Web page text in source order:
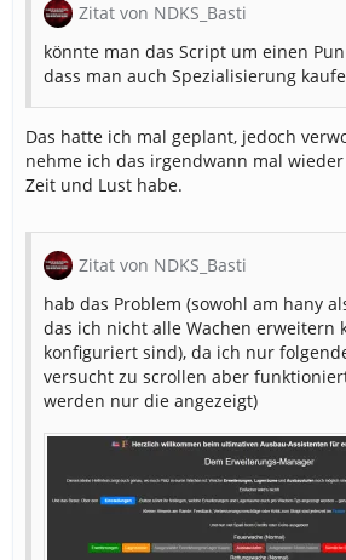
Zitat von NDKS_Basti
könnte man das Script um einen
dass man auch Spezialisierung
Das hatte ich mal geplant, jedoch
nehme ich das irgendwann mal
Zeit und Lust habe.
Zitat von NDKS_Basti
hab das Problem (sowohl am hany
das ich nicht alle Wachen erweitern
konfiguriert sind), da ich nur
versucht zu scrollen aber
werden nur die angezeigt)